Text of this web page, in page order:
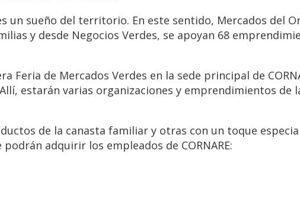
un sueño del territorio. En este sentido, Mercados del
y desde Negocios Verdes, se apoyan 68
Feria de Mercados Verdes en la sede principal de
estarán varias organizaciones y emprendimientos de
de la canasta familiar y otras con un toque
adquirir los empleados de CORNARE: